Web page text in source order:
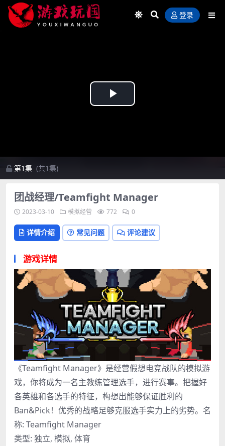
登录
Play
第1集 (共1集)
团战经理/Teamfight Manager
2023-03-10 模拟经营 772 0
详情介绍 常见问题 评论建议
游戏详情
《Teamfight Manager》是经营假想电竞战队的模拟游
戏，你将成为一名主教练管理选手，进行赛事。把握好
各英雄和各选手的特征，构想出能够保证胜利的
Ban&Pick！优秀的战略足够克服选手实力上的劣势。名
称: Teamfight Manager
类型: 独立, 模拟, 体育